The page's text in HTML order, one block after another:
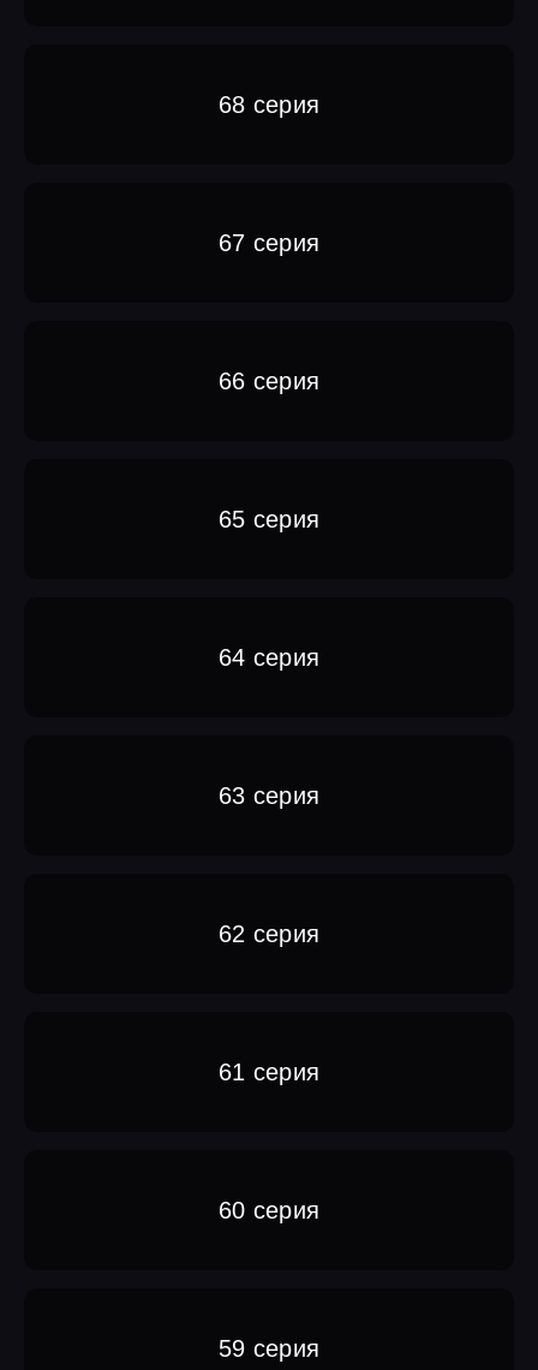
68 серия
67 серия
66 серия
65 серия
64 серия
63 серия
62 серия
61 серия
60 серия
59 серия